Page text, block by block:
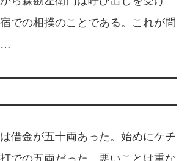
での相撲のことである。これが問
…
借金が五十両あった。始めにケチ
での五両だった。悪いことは重な